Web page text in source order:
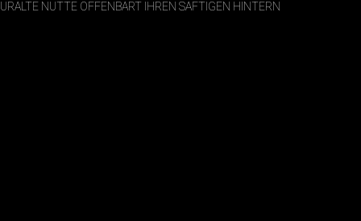
URALTE NUTTE OFFENBART IHREN SAFTIGEN HINTERN